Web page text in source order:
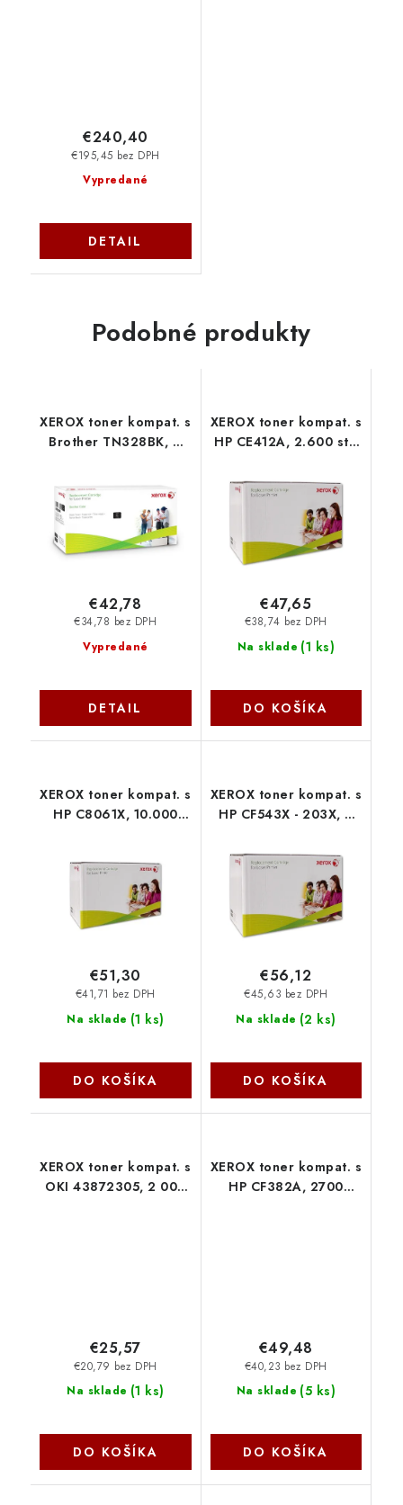
Vypredané
€195,45 bez DPH
€240,40
DETAIL
Podobné produkty
XEROX toner kompat. s
Brother TN328BK, 6
Xerox
Vypredané
€34,78 bez DPH
€42,78
DETAIL
XEROX toner kompat. s
HP CE412A, 2.600 str.
Xerox
Na sklade (1 ks)
€38,74 bez DPH
€47,65
DO KOŠÍKA
XEROX toner kompat. s
HP C8061X, 10.000
Na sklade (1 ks)
€41,71 bez DPH
€51,30
DO KOŠÍKA
XEROX toner kompat. s
HP CF543X - 203X, 2
006R03623 Xerox
Na sklade (2 ks)
€45,63 bez DPH
€56,12
DO KOŠÍKA
XEROX toner kompat. s
OKI 43872305, 2 000
Na sklade (1 ks)
€20,79 bez DPH
€25,57
DO KOŠÍKA
XEROX toner kompat. s
HP CF382A, 2700
Na sklade (5 ks)
€40,23 bez DPH
€49,48
DO KOŠÍKA